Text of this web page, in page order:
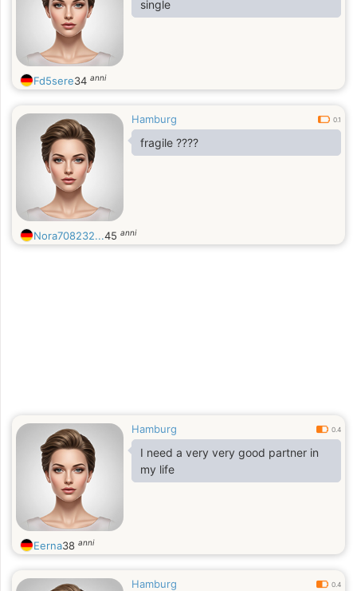
single
Fd5sere34 anni
Hamburg 0.1
fragile ????
Nora708232...45 anni
Hamburg 0.4
I need a very very good partner in
my life
Eerna38 anni
Hamburg 0.4